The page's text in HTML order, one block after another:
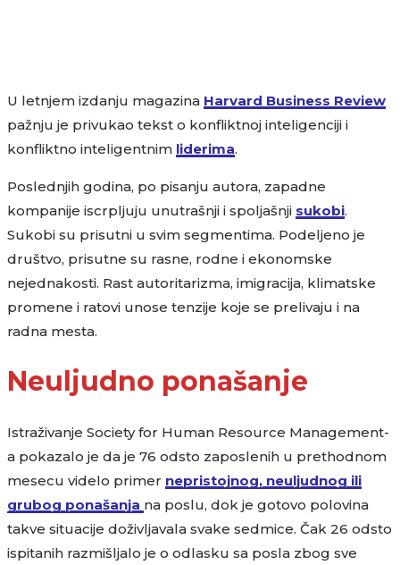
U letnjem izdanju magazina Harvard Business Review
pažnju je privukao tekst o konfliktnoj inteligenciji i
konfliktno inteligentnim liderima.
Poslednjih godina, po pisanju autora, zapadne
kompanije iscrpljuju unutrašnji i spoljašnji sukobi.
Sukobi su prisutni u svim segmentima. Podeljeno je
društvo, prisutne su rasne, rodne i ekonomske
nejednakosti. Rast autoritarizma, imigracija, klimatske
promene i ratovi unose tenzije koje se prelivaju i na
radna mesta.
Neuljudno ponašanje
Istraživanje Society for Human Resource Management-
a pokazalo je da je 76 odsto zaposlenih u prethodnom
mesecu videlo primer nepristojnog, neuljudnog ili
grubog ponašanja na poslu, dok je gotovo polovina
takve situacije doživljavala svake sedmice. Čak 26 odsto
ispitanih razmišljalo je o odlasku sa posla zbog sve